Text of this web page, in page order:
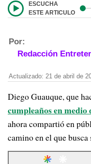
ESCUCHA
ESTE ARTICULO
Por:
Redacción
Actualizado: 21 de abril de
Diego Guauque, que
cumpleaños en
ahora compartió en
camino en el que